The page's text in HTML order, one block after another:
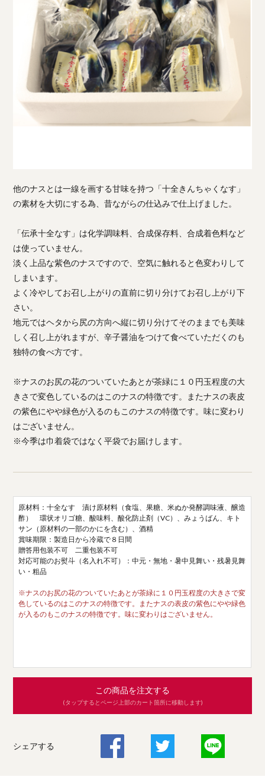
他のナスとは一線を画する甘味を持つ「十全きんちゃくなす」
の素材を大切にする為、昔ながらの仕込みで仕上げました。
「伝承十全なす」は化学調味料、合成保存料、合成着色料など
は使っていません。
淡く上品な紫色のナスですので、空気に触れると色変わりして
しまいます。
よく冷やしてお召し上がりの直前に切り分けてお召し上がり下
さい。
地元ではヘタから尻の方向へ縦に切り分けてそのままでも美味
しく召し上がれますが、辛子醤油をつけて食べていただくのも
独特の食べ方です。
※ナスのお尻の花のついていたあとが茶緑に１０円玉程度の大
きさで変色しているのはこのナスの特徴です。またナスの表皮
の紫色にやや緑色が入るのもこのナスの特徴です。味に変わり
はございません。
※今季は巾着袋ではなく平袋でお届けします。
原材料：十全なす 漬け原材料（食塩、果糖、米ぬか発酵調味液、醸造
酢） 環状オリゴ糖、酸味料、酸化防止剤（VC）、みょうばん、キト
サン（原材料の一部のかにを含む）、酒精
賞味期限：製造日から冷蔵で８日間
贈答用包装不可 二重包装不可
対応可能のお熨斗（名入れ不可）：中元・無地・暑中見舞い・残暑見舞
い・粗品
※ナスのお尻の花のついていたあとが茶緑に１０円玉程度の大きさで変
色しているのはこのナスの特徴です。またナスの表皮の紫色にやや緑色
が入るのもこのナスの特徴です。味に変わりはございません。
この商品を注文する
(タップするとページ上部のカート箇所に移動します)
シェアする